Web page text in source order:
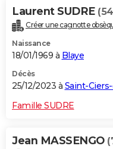
Laurent SUDRE
Créer une cagnotte
Naissance
18/01/1969 à Blaye
Décès
25/12/2023 à Saint-
Famille SUDRE
Jean MASSENGO